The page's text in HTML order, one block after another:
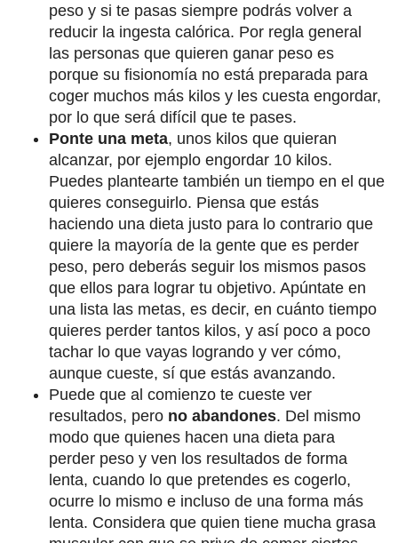
peso y si te pasas siempre podrás volver a
reducir la ingesta calórica. Por regla general
las personas que quieren ganar peso es
porque su fisionomía no está preparada para
coger muchos más kilos y les cuesta engordar,
por lo que será difícil que te pases.
Ponte una meta, unos kilos que quieran
alcanzar, por ejemplo engordar 10 kilos.
Puedes plantearte también un tiempo en el que
quieres conseguirlo. Piensa que estás
haciendo una dieta justo para lo contrario que
quiere la mayoría de la gente que es perder
peso, pero deberás seguir los mismos pasos
que ellos para lograr tu objetivo. Apúntate en
una lista las metas, es decir, en cuánto tiempo
quieres perder tantos kilos, y así poco a poco
tachar lo que vayas logrando y ver cómo,
aunque cueste, sí que estás avanzando.
Puede que al comienzo te cueste ver
resultados, pero no abandones. Del mismo
modo que quienes hacen una dieta para
perder peso y ven los resultados de forma
lenta, cuando lo que pretendes es cogerlo,
ocurre lo mismo e incluso de una forma más
lenta. Considera que quien tiene mucha grasa